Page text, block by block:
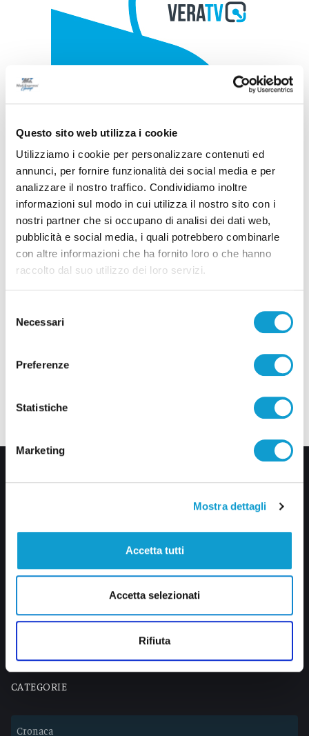
Questo sito web utilizza i cookie
Utilizziamo i cookie per personalizzare contenuti ed
annunci, per fornire funzionalità dei social media e per
analizzare il nostro traffico. Condividiamo inoltre
informazioni sul modo in cui utilizza il nostro sito con i
nostri partner che si occupano di analisi dei dati web,
pubblicità e social media, i quali potrebbero combinarle
con altre informazioni che ha fornito loro o che hanno
raccolto dal suo utilizzo dei loro servizi.
delNecessari
Preferenze
Statistiche
Marketing
Mostra dettagli
Accetta tutti
Accetta selezionati
Rifiuta
Lavora con noi
CATEGORIE
Cronaca